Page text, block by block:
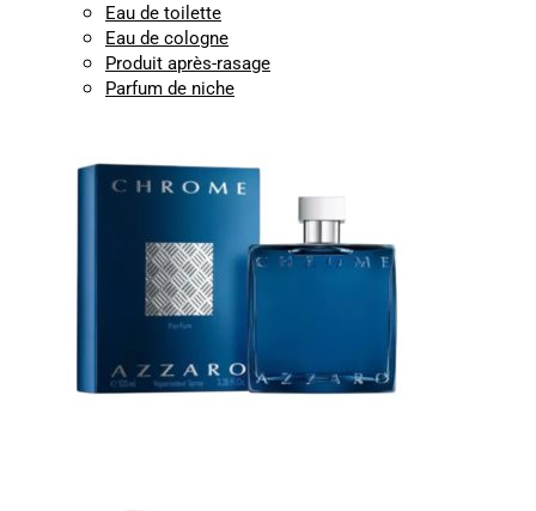
Eau de toilette
Eau de cologne
Produit après-rasage
Parfum de niche